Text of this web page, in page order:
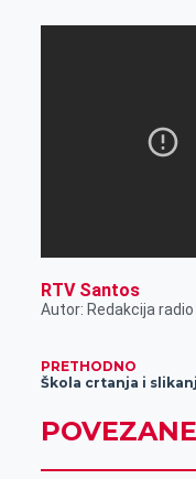
RTV Santos
Autor: Redakcija
PRETHODNO